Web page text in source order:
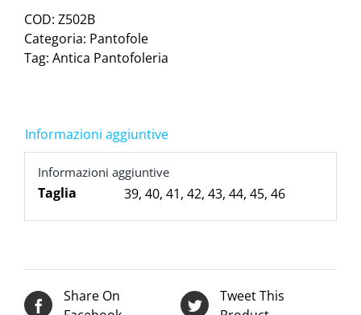
COD: Z502B
Categoria: Pantofole
Tag: Antica Pantofoleria
Informazioni aggiuntive
Informazioni aggiuntive
Taglia 39, 40, 41, 42, 43, 44, 45, 46
Share On
Tweet This